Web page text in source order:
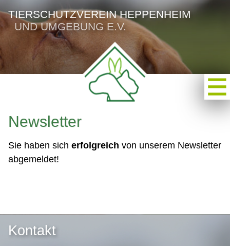
TIERSCHUTZVEREIN HEPPENHEIM
UND UMGEBUNG E.V.
Newsletter
Sie haben sich erfolgreich von unserem Newsletter
abgemeldet!
Kontakt